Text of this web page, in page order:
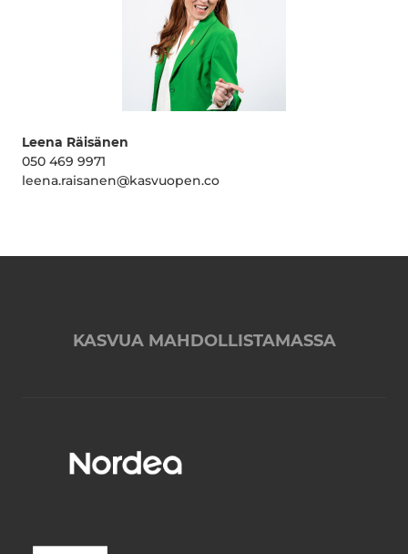
Leena Räisänen
050 469 9971
leena.raisanen@kasvuopen.co
KASVUA MAHDOLLISTAMASSA